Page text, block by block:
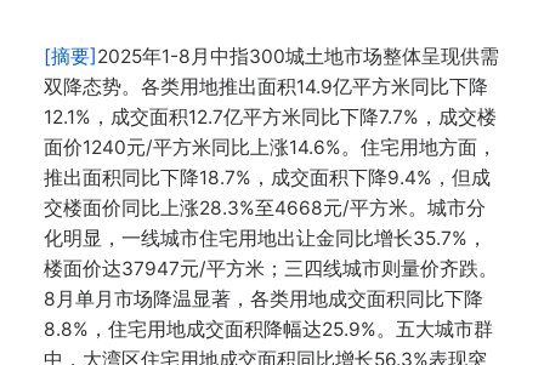
[摘要]2025年1-8月中指300城土地市场整体呈现供需
双降态势。各类用地推出面积14.9亿平方米同比下降
12.1%，成交面积12.7亿平方米同比下降7.7%，成交楼
面价1240元/平方米同比上涨14.6%。住宅用地方面，
推出面积同比下降18.7%，成交面积下降9.4%，但成
交楼面价同比上涨28.3%至4668元/平方米。城市分
化明显，一线城市住宅用地出让金同比增长35.7%，
楼面价达37947元/平方米；三四线城市则量价齐跌。
8月单月市场降温显著，各类用地成交面积同比下降
8.8%，住宅用地成交面积降幅达25.9%。五大城市群
中，大湾区住宅用地成交面积同比增长56.3%表现突